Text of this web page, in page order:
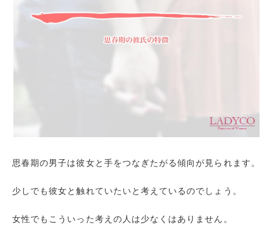
思春期の男子は彼女と手をつなぎたがる傾向が見られます。
少しでも彼女と触れていたいと考えているのでしょう。
女性でもこういった考えの人は少なくはありません。